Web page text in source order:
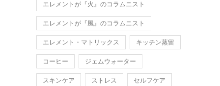
エレメントが『火』のコラムニスト
エレメントが『風』のコラムニスト
エレメント・マトリックス キッチン蒸留
コーヒー ジェムウォーター
スキンケア ストレス セルフケア